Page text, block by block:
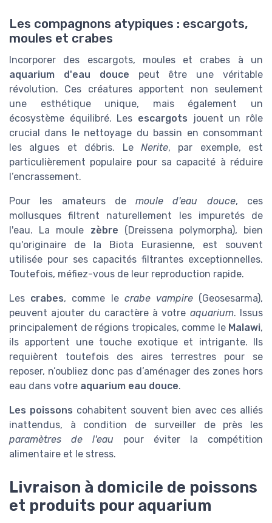
Les compagnons atypiques : escargots,
moules et crabes
Incorporer des escargots, moules et crabes à un
aquarium d'eau douce peut être une véritable
révolution. Ces créatures apportent non seulement
une esthétique unique, mais également un
écosystème équilibré. Les escargots jouent un rôle
crucial dans le nettoyage du bassin en consommant
les algues et débris. Le Nerite, par exemple, est
particulièrement populaire pour sa capacité à réduire
l’encrassement.
Pour les amateurs demoule d'eau douce, ces
mollusques filtrent naturellement les impuretés de
l'eau. La moule zèbre (Dreissena polymorpha), bien
qu'originaire de la Biota Eurasienne, est souvent
utilisée pour ses capacités filtrantes exceptionnelles.
Toutefois, méfiez-vous de leur reproduction rapide.
Les crabes, comme le crabe vampire(Geosesarma),
peuvent ajouter du caractère à votre aquarium. Issus
principalement de régions tropicales, comme le Malawi,
ils apportent une touche exotique et intrigante. Ils
requièrent toutefois des aires terrestres pour se
reposer, n’oubliez donc pas d’aménager des zones hors
eau dans votre aquarium eau douce.
Les poissons cohabitent souvent bien avec ces alliés
inattendus, à condition de surveiller de près les
paramètres de l'eau pour éviter la compétition
alimentaire et le stress.
Livraison à domicile de poissons
et produits pour aquarium